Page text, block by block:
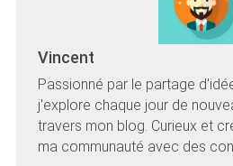
Vincent
Passionné par le partage
j'explore chaque jour de
travers mon blog. Curieux et
ma communauté avec des